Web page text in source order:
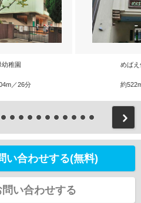
幼稚園
／26分
めばえ
約
い合わせする(無料)
問い合わせする